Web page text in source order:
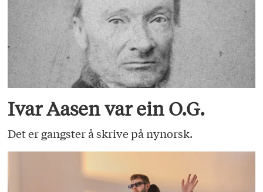
Ivar Aasen var ein O.G.
Det er gangster å skrive på nynorsk.